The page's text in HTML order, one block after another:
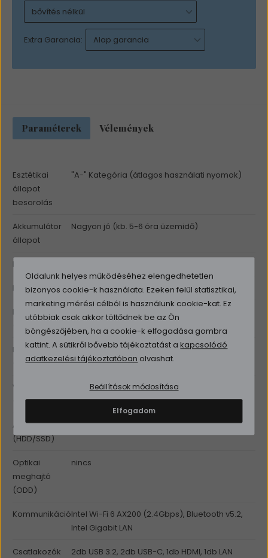
Extra Garancia:
Paraméterek Vélemények
Esztétikai
állapot
besorolás
"A-" Kategória (átlagos használati nyomok)
Akkumulátor
állapot
Nagyon jó (kb. 5-6 óra üzemidő)
Billentyűzet
Kijelző 14" FHD IPS (1920x1080) Matt
Processzor
(CPU)
AMD Ryzen 5 PRO 4650U (4.0GHz, 6 mag / 12
feldolgozó szál)
Memória
(RAM)
16GB DDR4 ( Bővíthető, max. 32GB)
Videókártya
(VGA)
Integrált AMD Radeon Vega 6 Graphics
Adattároló
(HDD/SSD)
256GB SSD
Optikai
meghajtó
(ODD)
nincs
KommunikációIntel Wi-Fi 6 AX200 (2.4Gbps), Bluetooth v5.2,
Intel Gigabit LAN
Csatlakozók 2db USB 3.2, 2db USB-C, 1db HDMI, 1db LAN
Oldalunk helyes működéséhez elengedhetetlen
bizonyos cookie-k használata. Ezeken felül statisztikai,
marketing mérési célból is használunk cookie-kat. Ez
utóbbiak csak akkor töltődnek be az Ön
böngészőjében, ha a cookie-k elfogadása gombra
kattint. A sütikről bővebb tájékoztatást akapcsolódó
adatkezelési tájékoztatóban olvashat.
Beállítások módosítása
Elfogadom